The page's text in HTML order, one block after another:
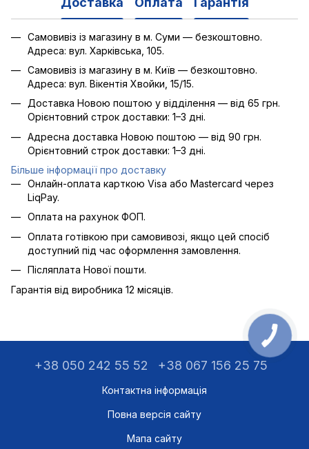
Самовивіз із магазину в м. Суми — безкоштовно.
Адреса: вул. Харківська, 105.
Самовивіз із магазину в м. Київ — безкоштовно.
Адреса: вул. Вікентія Хвойки, 15/15.
Доставка Новою поштою у відділення — від 65 грн.
Орієнтовний строк доставки: 1–3 дні.
Адресна доставка Новою поштою — від 90 грн.
Орієнтовний строк доставки: 1–3 дні.
Більше інформації про доставку
Онлайн-оплата карткою Visa або Mastercard через
LiqPay.
Оплата на рахунок ФОП.
Оплата готівкою при самовивозі, якщо цей спосіб
доступний під час оформлення замовлення.
Післяплата Нової пошти.
Гарантія від виробника 12 місяців.
+38 050 242 55 52 +38 067 156 25 75
Контактна інформація
Повна версія сайту
Мапа сайту